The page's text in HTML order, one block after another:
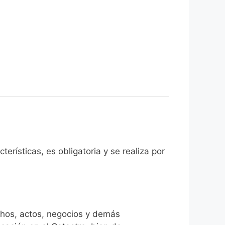
es obligatoria y se realiza por
actos, negocios y demás